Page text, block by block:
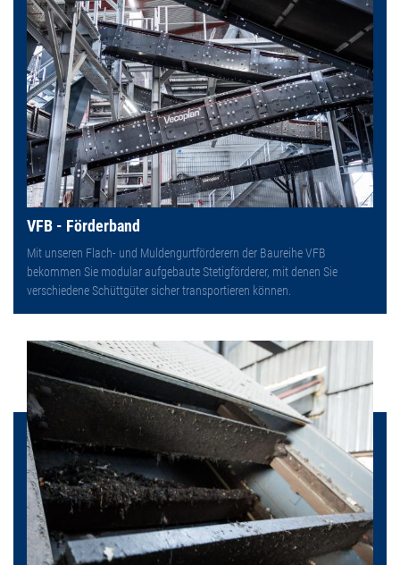
VFB - Förderband
Mit unseren Flach- und Muldengurtförderern der Baureihe VFB
bekommen Sie modular aufgebaute Stetigförderer, mit denen Sie
verschiedene Schüttgüter sicher transportieren können.